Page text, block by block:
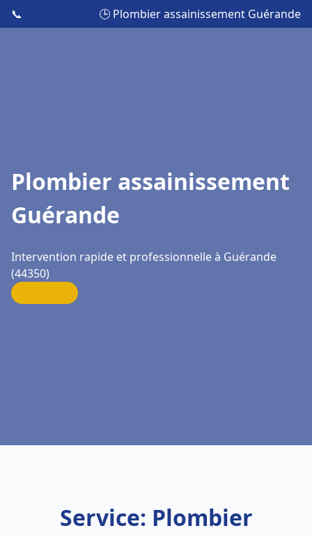
📞 🕒 Plombier assainissement Guérande
Plombier assainissement
Guérande
Intervention rapide et professionnelle à Guérande
(44350)
Service: Plombier